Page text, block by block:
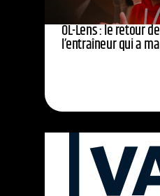
OL-Lens : le retour
l’entraîneur qui a